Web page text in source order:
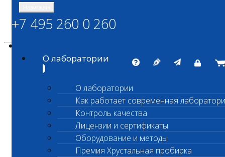
ШАНС БИО
Независимая ветеринарная лаборатория
+7 495 260 0 260
О лаборатории
О лаборатории
Как работает современная
Контроль качества
Лицензии и сертификаты
Оборудование и методы
Премия Хрустальная пробирка